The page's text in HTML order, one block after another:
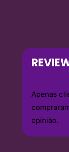
Apenas
opinião.